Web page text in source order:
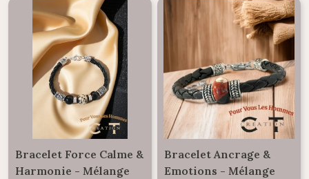
Bracelet Force Calme &
Harmonie - Mélange
Bracelet Ancrage &
Emotions - Mélange